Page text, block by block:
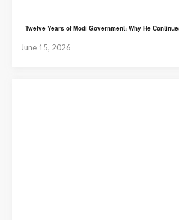
Twelve Years of Modi Government: Why He
June 15, 2026